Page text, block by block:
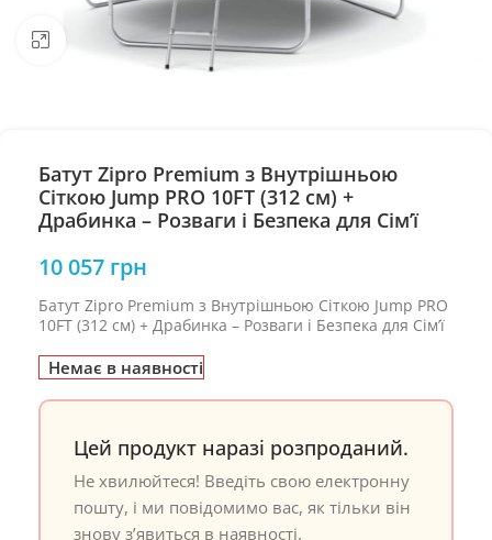
Натисніть, щоб збільшити
Батут Zipro Premium з Внутрішньою
Сіткою Jump PRO 10FT (312 см) +
Драбинка – Розваги і Безпека для Сім’ї
10 057 грн
Батут Zipro Premium з Внутрішньою Сіткою Jump PRO
10FT (312 см) + Драбинка – Розваги і Безпека для Сім’ї
Немає в наявності
Цей продукт наразі розпроданий.
Не хвилюйтеся! Введіть свою електронну
пошту, і ми повідомимо вас, як тільки він
знову з’явиться в наявності.